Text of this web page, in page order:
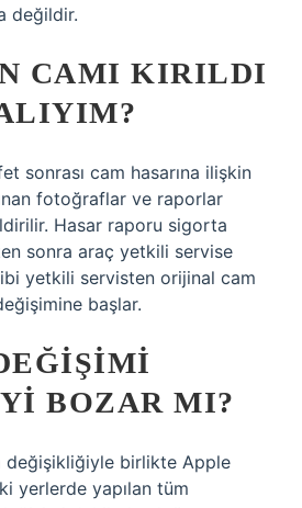
değildir.
CAMI KIRILDI
sonrası cam hasarına ilişkin
fotoğraflar ve raporlar
Hasar raporu sigorta
sonra araç yetkili servise
yetkili servisten orijinal cam
başlar.
BOZAR MI?
değişikliğiyle birlikte Apple
yerlerde yapılan tüm